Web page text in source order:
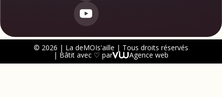
© 2026 | La deMOIs'aille | Tous droits réservés
| Bâtit avec ♡ par Agence web